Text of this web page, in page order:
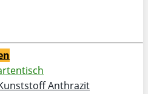
Anthrazit